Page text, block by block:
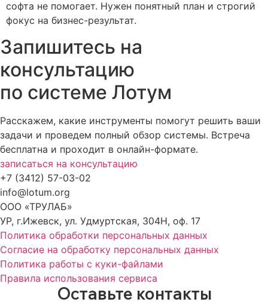
софта не помогает. Нужен понятный план и строгий
фокус на бизнес-результат.
Запишитесь на
консультацию
по системе Лотум
Расскажем, какие инструменты помогут решить ваши
задачи и проведем полный обзор системы. Встреча
бесплатна и проходит в онлайн-формате.
записаться на консультацию
+7 (3412) 57-03-02
info@lotum.org
ООО «ТРУЛАБ»
УР, г.Ижевск, ул. Удмуртская, 304Н, оф. 17
Политика обработки персональных данных
Согласие на обработку персональных данных
Политика работы с куки-файлами
Правила использования сервиса
Оставьте контакты